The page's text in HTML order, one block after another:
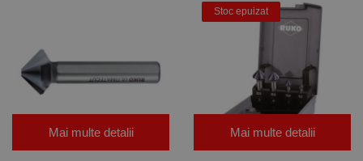
Mai multe detalii
Stoc epuizat
Mai multe detalii
normal, este
un număr
generat
modul în care
este utilizat
poate fi
specific site-
ului, dar un
bun exemplu
menținerea